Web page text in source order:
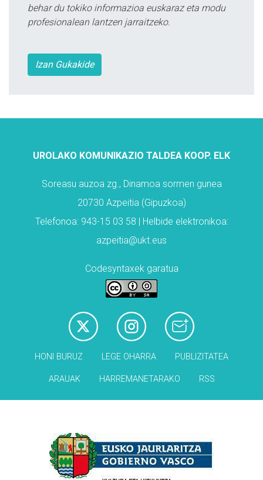
behar du tokiko informazioa euskaraz eta modu
profesionalean lantzen jarraitzeko.
Izan Gukakide
UROLAKO KOMUNIKAZIO TALDEA KOOP. ELK
Soreasu auzoa zg., Dinamoa sormen gunea
20730 Azpeitia (Gipuzkoa)
Telefonoa: 943-15 03 58 | Helbide elektronikoa:
azpeitia@ukt.eus
Codesyntaxek garatua
HONI BURUZ LEGE OHARRA PUBLIZITATEA
ARAUAK HARREMANETARAKO RSS